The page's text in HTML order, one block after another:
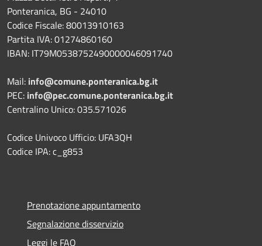
Ponteranica, BG - 24010
Codice Fiscale: 80013910163
Partita IVA: 01274860160
IBAN: IT79M0538752490000046091740
Mail: info@comune.ponteranica.bg.it
PEC: info@pec.comune.ponteranica.bg.it
Centralino Unico: 035.571026
Codice Univoco Ufficio: UFA3QH
Codice IPA: c_g853
Prenotazione appuntamento
Segnalazione disservizio
Leggi le FAQ